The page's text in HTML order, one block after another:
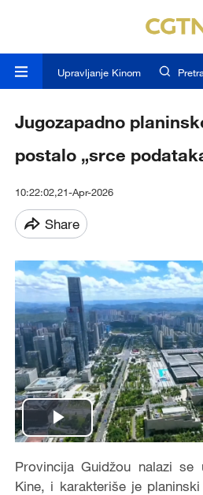
Upravljanje Kinom
Jugozapadno
postalo „srce
10:22:02,21-Apr-2026
Share
Play
Video
Provincija Guidžou nalazi se
Kine, i karakteriše je